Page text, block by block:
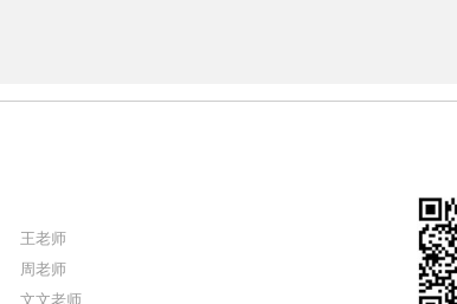
王老师
周老师
文文老师